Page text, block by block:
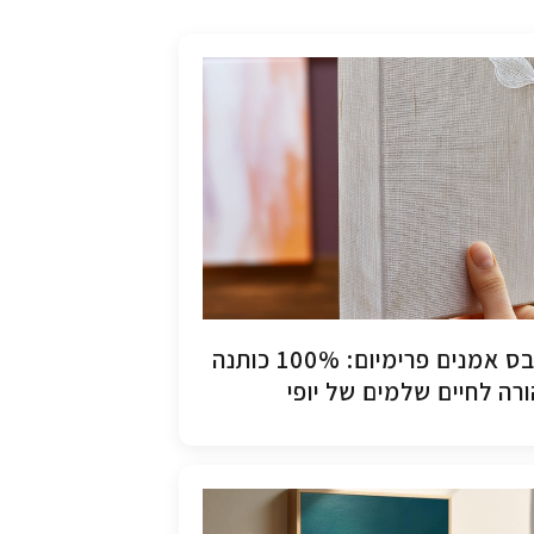
קנבס אמנים פרימיום: 100% כותנה
לחיים שלמים של יופי